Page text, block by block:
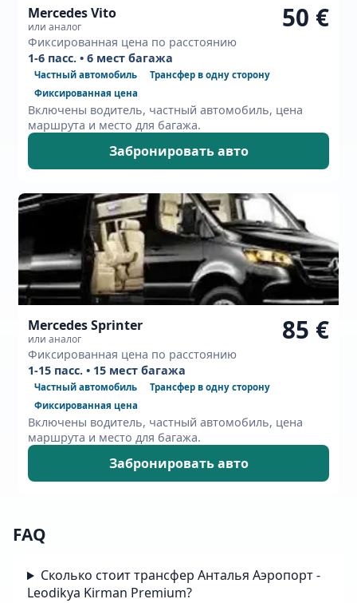
Mercedes Vito
или аналог
Фиксированная цена по расстоянию
50 €
1-6 пасс. • 6 мест багажа
Частный автомобиль
Трансфер в одну сторону
Фиксированная цена
Включены водитель, частный автомобиль, цена
маршрута и место для багажа.
Забронировать авто
Mercedes Sprinter
или аналог
Фиксированная цена по расстоянию
85 €
1-15 пасс. • 15 мест багажа
Частный автомобиль
Трансфер в одну сторону
Фиксированная цена
Включены водитель, частный автомобиль, цена
маршрута и место для багажа.
Забронировать авто
FAQ
Сколько стоит трансфер Анталья Аэропорт -
Leodikya Kirman Premium?